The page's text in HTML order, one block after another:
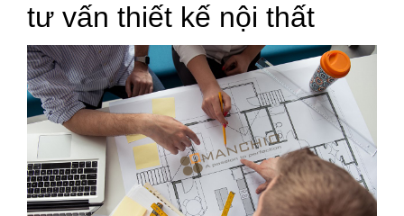
tư vấn thiết kế nội thất